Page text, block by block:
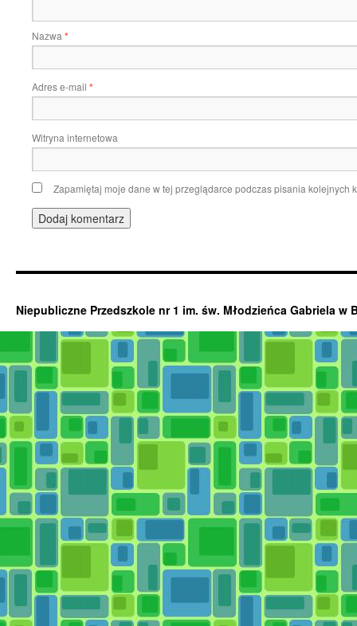
Nazwa *
Adres e-mail *
Witryna internetowa
Zapamiętaj moje dane w tej przeglądarce podczas pisania kolejnych
Niepubliczne Przedszkole nr 1 im. św. Młodzieńca Gabriela w